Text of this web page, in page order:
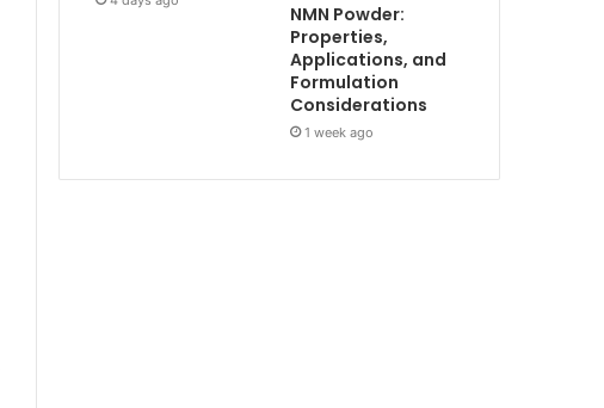
NMN Powder:
Properties,
Applications, and
Formulation
Considerations
1 week ago